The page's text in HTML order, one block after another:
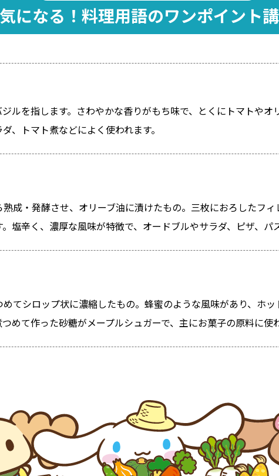
気になる！料理用語のワンポイント
ルを指します。さわやかな香りがもち味で、とくにトマトや
、トマト煮などによく使われます。
成・発酵させ、オリーブ油に漬けたもの。三枚におろしたフ
塩辛く、濃厚な風味が特徴で、オードブルやサラダ、ピザ、パ
てシロップ状に濃縮したもの。蜂蜜のような風味があり、ホ
めて作った砂糖がメープルシュガーで、主にお菓子の原料に使